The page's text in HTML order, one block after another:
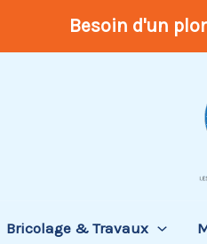
Besoin d'un
Bricolage & Travaux